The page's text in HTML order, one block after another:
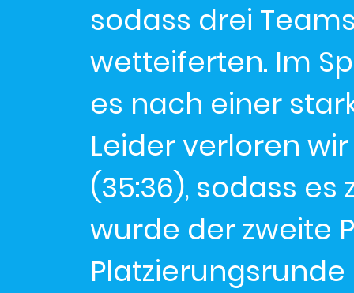
sodass drei
wetteiferten. Im
es nach einer
Leider verloren
(35:36), sodass
wurde der zweite